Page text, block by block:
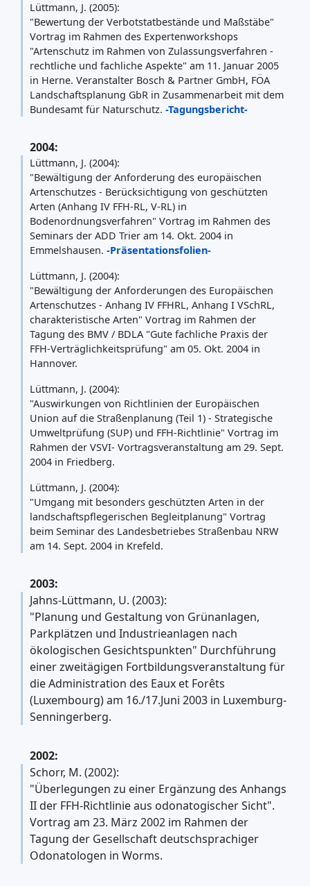
Lüttmann, J. (2005):
"Bewertung der Verbotstatbestände und Maßstäbe"
Vortrag im Rahmen des Expertenworkshops
"Artenschutz im Rahmen von Zulassungsverfahren -
rechtliche und fachliche Aspekte" am 11. Januar 2005
in Herne. Veranstalter Bosch & Partner GmbH, FÖA
Landschaftsplanung GbR in Zusammenarbeit mit dem
Bundesamt für Naturschutz. -Tagungsbericht-
2004:
Lüttmann, J. (2004):
"Bewältigung der Anforderung des europäischen
Artenschutzes - Berücksichtigung von geschützten
Arten (Anhang IV FFH-RL, V-RL) in
Bodenordnungsverfahren" Vortrag im Rahmen des
Seminars der ADD Trier am 14. Okt. 2004 in
Emmelshausen. -Präsentationsfolien-
Lüttmann, J. (2004):
"Bewältigung der Anforderungen des Europäischen
Artenschutzes - Anhang IV FFHRL, Anhang I VSchRL,
charakteristische Arten" Vortrag im Rahmen der
Tagung des BMV / BDLA "Gute fachliche Praxis der
FFH-Verträglichkeitsprüfung" am 05. Okt. 2004 in
Hannover.
Lüttmann, J. (2004):
"Auswirkungen von Richtlinien der Europäischen
Union auf die Straßenplanung (Teil 1) - Strategische
Umweltprüfung (SUP) und FFH-Richtlinie" Vortrag im
Rahmen der VSVI- Vortragsveranstaltung am 29. Sept.
2004 in Friedberg.
Lüttmann, J. (2004):
"Umgang mit besonders geschützten Arten in der
landschaftspflegerischen Begleitplanung" Vortrag
beim Seminar des Landesbetriebes Straßenbau NRW
am 14. Sept. 2004 in Krefeld.
2003:
Jahns-Lüttmann, U. (2003):
"Planung und Gestaltung von Grünanlagen,
Parkplätzen und Industrieanlagen nach
ökologischen Gesichtspunkten" Durchführung
einer zweitägigen Fortbildungsveranstaltung für
die Administration des Eaux et Forêts
(Luxembourg) am 16./17.Juni 2003 in Luxemburg-
Senningerberg.
2002:
Schorr, M. (2002):
"Überlegungen zu einer Ergänzung des Anhangs
II der FFH-Richtlinie aus odonatogischer Sicht".
Vortrag am 23. März 2002 im Rahmen der
Tagung der Gesellschaft deutschsprachiger
Odonatologen in Worms.